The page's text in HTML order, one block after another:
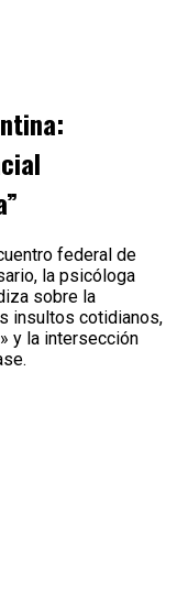
federal de
la psicóloga
sobre la
insultos cotidianos,
y la intersección